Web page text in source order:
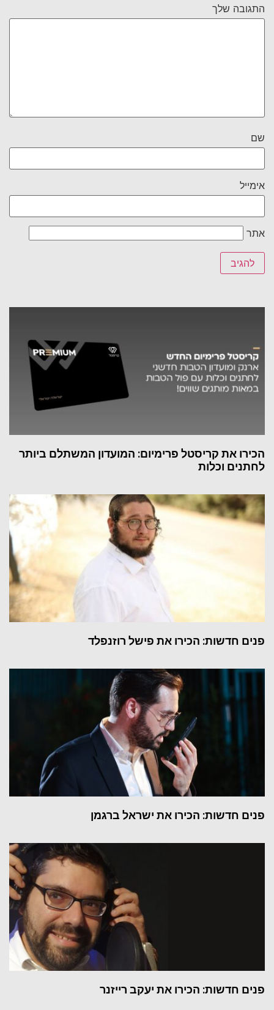
התגובה שלך
שם
אימייל
אתר
הכירו את קריסטל פרימיום: המועדון המשתלם ביותר
לחתנים וכלות
פנים חדשות: הכירו את פישל רוזנפלד
פנים חדשות: הכירו את ישראל ברגמן
פנים חדשות: הכירו את יעקב רייזנר